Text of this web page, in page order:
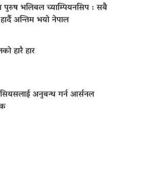
पुरुष भलिबल च्याम्पियनसिप : सबै
अन्तिम भयो नेपाल
हारै हार
अनुबन्ध गर्न आर्सनल